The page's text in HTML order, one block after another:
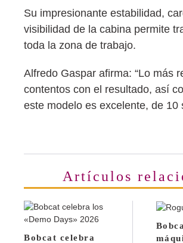
Su impresionante estabilidad,
visibilidad de la cabina permite
toda la zona de trabajo.
Alfredo Gaspar afirma: “Lo más
contentos con el resultado, así
este modelo es excelente, de 10
Artículos
Bobcat celebra